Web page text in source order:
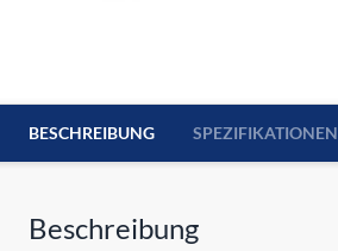
BESCHREIBUNG SPEZIFIKATIONEN
Beschreibung